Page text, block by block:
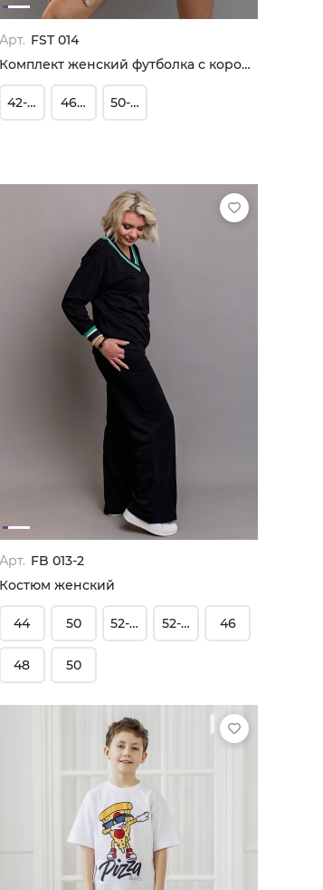
Арт. FST 014
Комплект женский футболка с коротким рукавом и шорты
42-44 46-48 50-52/54
Арт. FB 013-2
Костюм женский
44 50 52-54 52-54 46
48 50